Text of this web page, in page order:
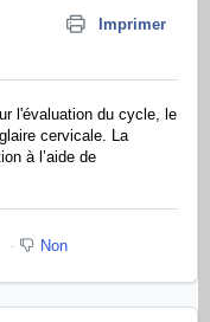
Imprimer
l'évaluation du cycle, le
cervicale. La
à l’aide de
Non